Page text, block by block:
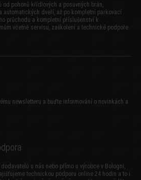
pohonů křídlových a posuvných brán,
automatických dveří, až po kompletní parkovací
průchodu a kompletní příslušenství k
včetně servisu, zaškolení a technické podpoře.
newsletteru a buďte informování o novinkách a
u nás nebo přímo u výrobce v Bologni,
technickou podporu online 24 hodin a to i